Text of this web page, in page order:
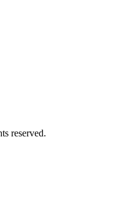
reserved.